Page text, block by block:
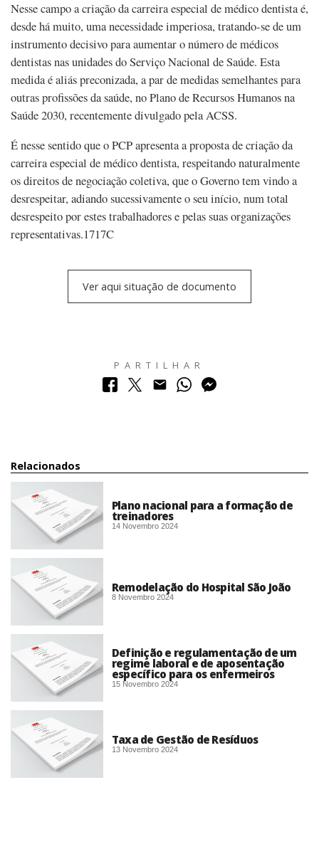
Nesse campo a criação da carreira especial de médico dentista é,
desde há muito, uma necessidade imperiosa, tratando-se de um
instrumento decisivo para aumentar o número de médicos
dentistas nas unidades do Serviço Nacional de Saúde. Esta
medida é aliás preconizada, a par de medidas semelhantes para
outras profissões da saúde, no Plano de Recursos Humanos na
Saúde 2030, recentemente divulgado pela ACSS.
É nesse sentido que o PCP apresenta a proposta de criação da
carreira especial de médico dentista, respeitando naturalmente
os direitos de negociação coletiva, que o Governo tem vindo a
desrespeitar, adiando sucessivamente o seu início, num total
desrespeito por estes trabalhadores e pelas suas organizações
representativas.1717C
Ver aqui situação de documento
PARTILHAR
Relacionados
Plano nacional para a formação de
treinadores
14 Novembro 2024
Remodelação do Hospital São João
8 Novembro 2024
Definição e regulamentação de um
regime laboral e de aposentação
específico para os enfermeiros
15 Novembro 2024
Taxa de Gestão de Resíduos
13 Novembro 2024